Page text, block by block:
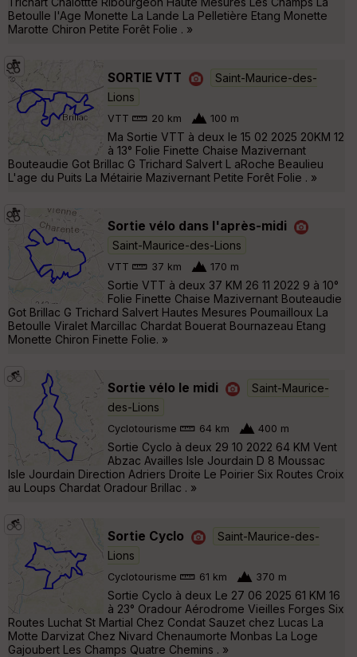
Betoulle l'Age Monette La Lande La Pelletière Etang Monette
Marotte Chiron Petite Forêt Folie . »
SORTIE VTT
Saint-Maurice-des-
Lions
VTT 20 km 100 m
Ma Sortie VTT à deux le 15 02 2025 20KM 12
à 13° Folie Finette Chaise Mazivernant
Bouteaudie Got Brillac G Trichard Salvert L aRoche Beaulieu
L'age du Puits La Métairie Mazivernant Petite Forêt Folie . »
Sortie vélo dans l'après-midi
Saint-Maurice-des-Lions
VTT 37 km 170 m
Sortie VTT à deux 37 KM 26 11 2022 9 à 10°
Folie Finette Chaise Mazivernant Bouteaudie
Got Brillac G Trichard Salvert Hautes Mesures Poumailloux La
Betoulle Viralet Marcillac Chardat Bouerat Bournazeau Etang
Monette Chiron Finette Folie. »
Sortie vélo le midi
Saint-Maurice-
des-Lions
Cyclotourisme 64 km 400 m
Sortie Cyclo à deux 29 10 2022 64 KM Vent
Abzac Availles Isle Jourdain D 8 Moussac
Isle Jourdain Direction Adriers Droite Le Poirier Six Routes Croix
au Loups Chardat Oradour Brillac . »
Sortie Cyclo
Saint-Maurice-des-
Lions
Cyclotourisme 61 km 370 m
Sortie Cyclo à deux Le 27 06 2025 61 KM 16
à 23° Oradour Aérodrome Vieilles Forges Six
Routes Luchat St Martial Chez Condat Sauzet chez Lucas La
Motte Darvizat Chez Nivard Chenaumorte Monbas La Loge
Gajoubert Les Champs Quatre Chemins . »